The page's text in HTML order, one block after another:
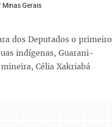
Gerais
dos Deputados o primeiro
indígenas, Guarani-
Célia Xakriabá